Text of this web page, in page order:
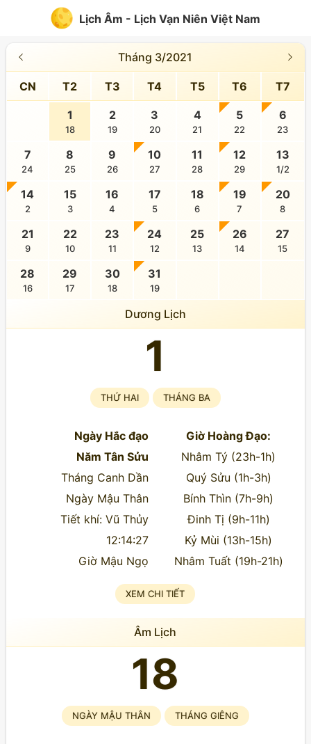
Lịch Âm - Lịch Vạn Niên Việt Nam
Tháng 3/2021
CN T2 T3 T4 T5 T6 T7
1
18
2
19
3
20
4
21
5
22
6
23
7
24
8
25
9
26
10
27
11
28
12
29
13
1/2
14
2
15
3
16
4
17
5
18
6
19
7
20
8
21
9
22
10
23
11
24
12
25
13
26
14
27
15
28
16
29
17
30
18
31
19
Dương Lịch
1
THỨ HAI THÁNG BA
Ngày Hắc đạo
Năm Tân Sửu
Tháng Canh Dần
Ngày Mậu Thân
Tiết khí: Vũ Thủy
12:14:27
Giờ Mậu Ngọ
Giờ Hoàng Đạo:
Nhâm Tý (23h-1h)
Quý Sửu (1h-3h)
Bính Thìn (7h-9h)
Đinh Tị (9h-11h)
Kỷ Mùi (13h-15h)
Nhâm Tuất (19h-21h)
XEM CHI TIẾT
Âm Lịch
18
NGÀY MẬU THÂN THÁNG GIÊNG